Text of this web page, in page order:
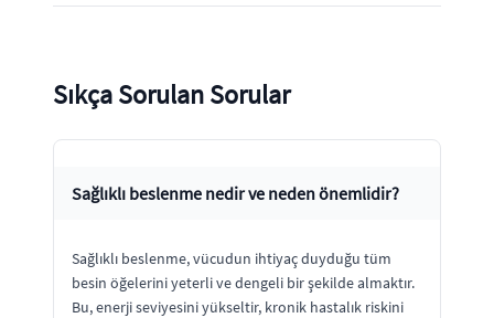
Sıkça Sorulan Sorular
Sağlıklı beslenme nedir ve neden önemlidir?
Sağlıklı beslenme, vücudun ihtiyaç duyduğu tüm
besin öğelerini yeterli ve dengeli bir şekilde almaktır.
Bu, enerji seviyesini yükseltir, kronik hastalık riskini